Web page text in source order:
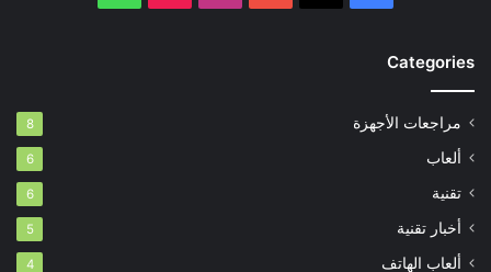
Categories
مراجعات الأجهزة 8
ألعاب 6
تقنية 6
أخبار تقنية 5
ألعاب الهاتف 4